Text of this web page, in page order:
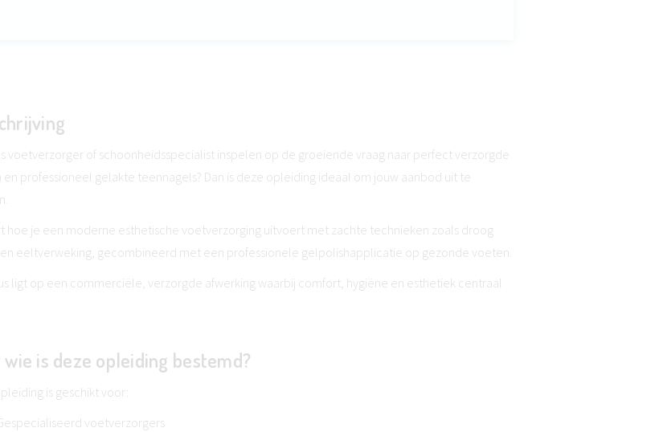
voetverzorger of schoonheidsspecialist inspelen op de groeiende vraag naar perfect verzorgde
en professioneel gelakte teennagels? Dan is deze opleiding ideaal om jouw aanbod uit te
hoe je een moderne esthetische voetverzorging uitvoert met zachte technieken zoals droog
eeltverweking, gecombineerd met een professionele gelpolishapplicatie op gezonde voeten.
ligt op een commerciële, verzorgde afwerking waarbij comfort, hygiëne en esthetiek centraal
wie is deze opleiding bestemd?
is geschikt voor:
voetverzorgers